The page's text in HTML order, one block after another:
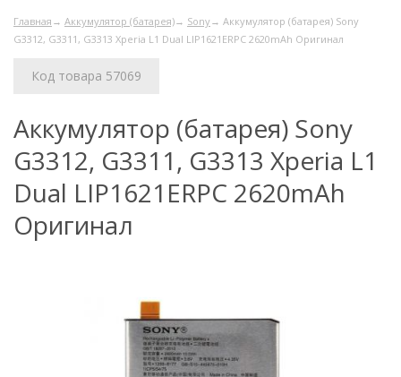
Главная → Аккумулятор (батарея)→ Sony→ Аккумулятор (батарея) Sony
G3312, G3311, G3313 Xperia L1 Dual LIP1621ERPC 2620mAh Оригинал
Код товара 57069
Аккумулятор (батарея) Sony
G3312, G3311, G3313 Xperia L1
Dual LIP1621ERPC 2620mAh
Оригинал